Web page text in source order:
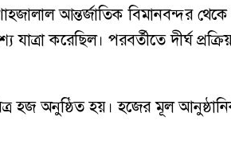
আন্তর্জাতিক বিমানবন্দর
করেছিল। পরবর্তীতে দীর্ঘ
হজ অনুষ্ঠিত হয়। হজের মূল